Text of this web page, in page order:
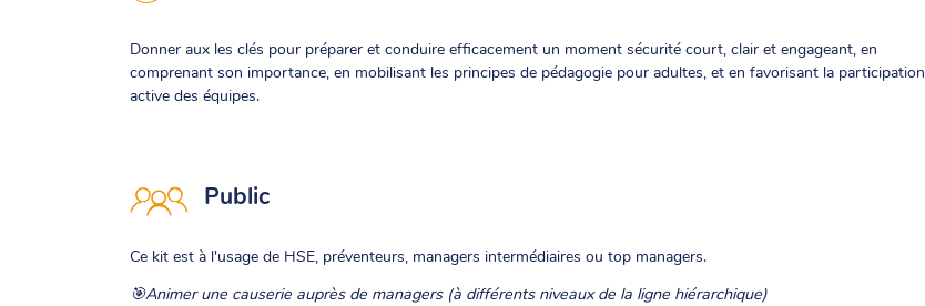
Donner aux les clés pour préparer et conduire efficacement un moment sécurité court, clair et engageant, en
comprenant son importance, en mobilisant les principes de pédagogie pour adultes, et en favorisant la participation
active des équipes.
Public
Ce kit est à l'usage de HSE, préventeurs, managers intermédiaires ou top managers.
🎯Animer une causerie auprès de managers (à différents niveaux de la ligne hiérarchique)